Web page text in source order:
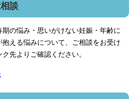
談
の悩み・思いがけない妊娠・年齢に
える悩みについて、ご相談をお受け
先よりご確認ください。